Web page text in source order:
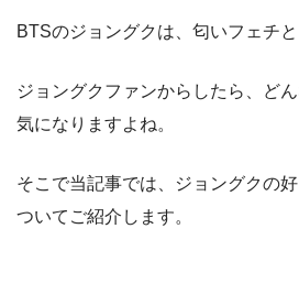
BTSのジョングクは、匂いフェチと
ジョングクファンからしたら、ど
気になりますよね。
そこで当記事では、ジョングクの
ついてご紹介します。